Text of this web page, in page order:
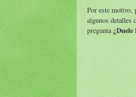
Por este motivo,
algunos detalles
pregunta